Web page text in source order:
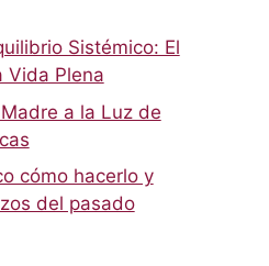
Sistémico: El
Vida Plena
a la Luz de
cómo hacerlo y
del pasado